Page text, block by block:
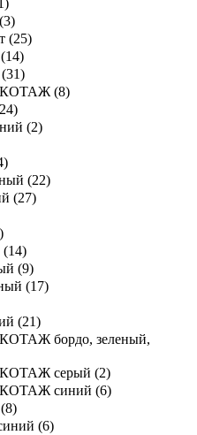
)
3)
(25)
14)
31)
(8)
24)
(2)
)
(22)
(27)
)
(14)
(9)
(17)
(21)
бордо, зеленый,
серый (2)
синий (6)
8)
(6)